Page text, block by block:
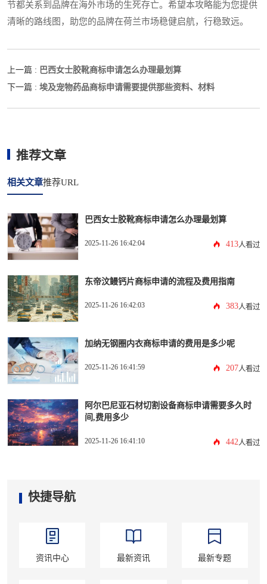
节都关系到品牌在海外市场的生死存亡。希望本攻略能为您提供
清晰的路线图，助您的品牌在荷兰市场稳健启航，行稳致远。
上一篇 : 巴西女士胶靴商标申请怎么办理最划算
下一篇 : 埃及宠物药品商标申请需要提供那些资料、材料
推荐文章
相关文章推荐URL
巴西女士胶靴商标申请怎么办理最划算
2025-11-26 16:42:04 413人看过
东帝汶鳗钙片商标申请的流程及费用指南
2025-11-26 16:42:03 383人看过
加纳无钢圈内衣商标申请的费用是多少呢
2025-11-26 16:41:59 207人看过
阿尔巴尼亚石材切割设备商标申请需要多久时
间,费用多少
2025-11-26 16:41:10 442 人看过
快捷导航
资讯中心 最新资讯 最新专题